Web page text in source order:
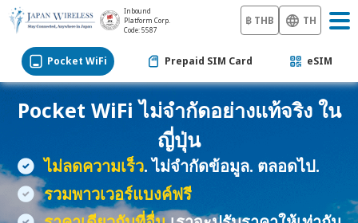
Inbound
Platform Corp.
Code: 5587
฿ THB TH
Pocket WiFi Prepaid SIM Card eSIM
Pocket WiFi ไม่จำกัดอย่างแท้จริง ใน
ญี่ปุ่น
ไม่ลดความเร็ว. ไม่จำกัดข้อมูล. ตลอดไป.
รวมพาวเวอร์แบงค์ฟรี